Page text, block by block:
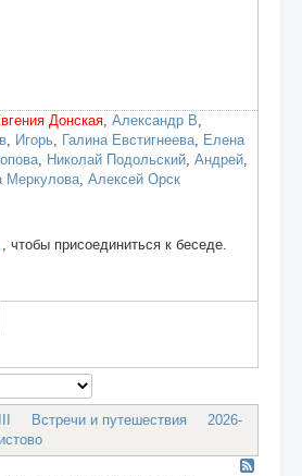
Донская, Александр В,
, Игорь, Галина Евстигнеева, Елена
, Николай Подольский, Андрей,
Меркулова, Алексей Орск
, чтобы присоединиться к беседе.
Встречи и путешествия
2026-